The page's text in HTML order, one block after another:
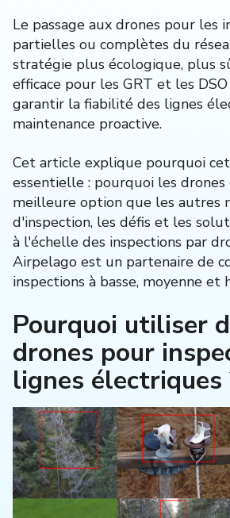
Le passage aux drones pour les
partielles ou complètes du
stratégie plus écologique, plus
efficace pour les GRT et les
garantir la fiabilité des lignes
maintenance proactive.
Cet article explique pourquoi
essentielle : pourquoi les
meilleure option que les autres
d'inspection, les défis et les
à l'échelle des inspections par
Airpelago est un partenaire de
inspections à basse, moyenne et
Pourquoi utiliser
drones pour
lignes électriques